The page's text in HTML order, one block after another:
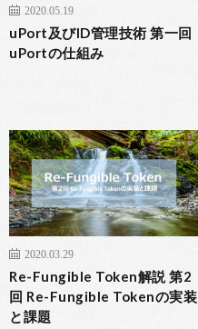
2020.05.19
uPort及びID管理技術 第一回
uPortの仕組み
2020.03.29
Re-Fungible Token解説 第2
回 Re-Fungible Tokenの実装
と課題